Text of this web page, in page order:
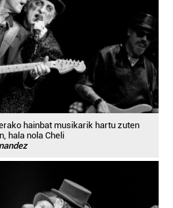
hainbat musikarik hartu zuten
hala nola Cheli